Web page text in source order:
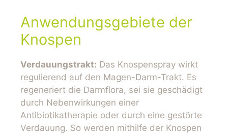
Anwendungsgebiete der
Knospen
Verdauungstrakt: Das Knospenspray wirkt
regulierend auf den Magen-Darm-Trakt. Es
regeneriert die Darmflora, sei sie geschädigt
durch Nebenwirkungen einer
Antibiotikatherapie oder durch eine gestörte
Verdauung. So werden mithilfe der Knospen